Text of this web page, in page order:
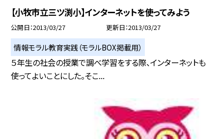
【小牧市立三ツ渕小】インターネットを使ってみよう
公開日 2013/03/27 更新日 2013/03/27
情報モラル教育実践（モラルBOX掲載用）
５年生の社会の授業で調べ学習をする際、インターネットも
使ってよいことにした。そこ...